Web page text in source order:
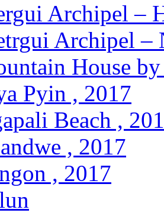
Archipel –
Archipel –
House
Pyin , 2017
Beach ,
, 2017
, 2017